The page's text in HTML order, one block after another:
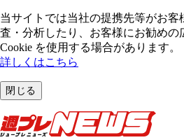
当サイトでは当社の提携先等がお客
査・分析したり、お客様にお勧めの
Cookie を使⽤する場合があります。
詳しくはこちら
閉じる